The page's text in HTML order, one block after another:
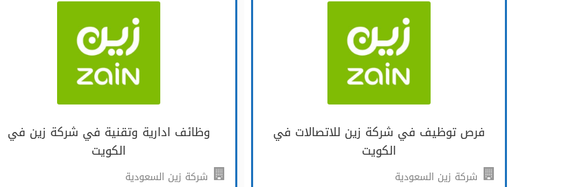
فرص توظيف في شركة زين للاتصالات في
الكويت
شركة زين السعودية
وظائف ادارية وتقنية في شركة زين في
الكويت
شركة زين السعودية